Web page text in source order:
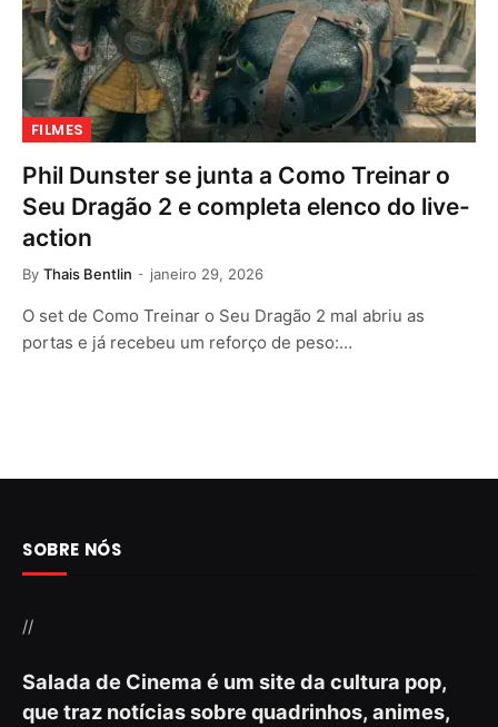
FILMES
Phil Dunster se junta a Como Treinar o
Seu Dragão 2 e completa elenco do live-
action
By Thais Bentlin janeiro 29, 2026
O set de Como Treinar o Seu Dragão 2 mal abriu as
portas e já recebeu um reforço de peso:…
SOBRE NÓS
//
Salada de Cinema é um site da cultura pop,
que traz notícias sobre quadrinhos, animes,